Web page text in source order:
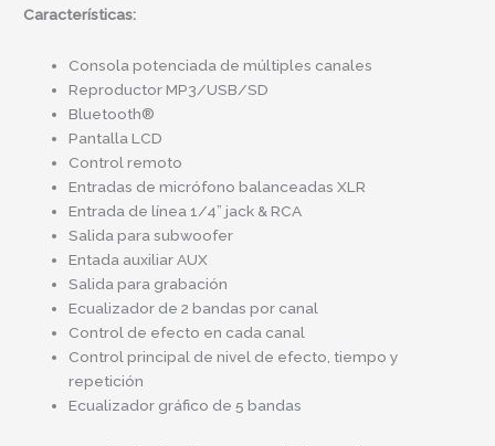
Características:
Consola potenciada de múltiples canales
Reproductor MP3/USB/SD
Bluetooth®
Pantalla LCD
Control remoto
Entradas de micrófono balanceadas XLR
Entrada de línea 1/4” jack & RCA
Salida para subwoofer
Entada auxiliar AUX
Salida para grabación
Ecualizador de 2 bandas por canal
Control de efecto en cada canal
Control principal de nivel de efecto, tiempo y
repetición
Ecualizador gráfico de 5 bandas